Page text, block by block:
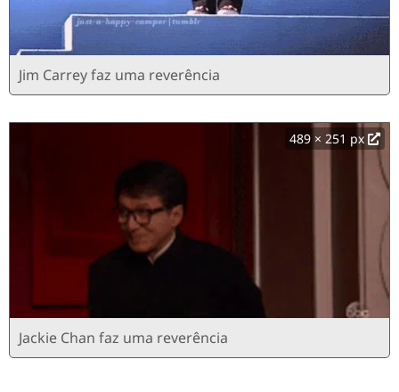
Jim Carrey faz uma reverência
489 × 251 px
Jackie Chan faz uma reverência